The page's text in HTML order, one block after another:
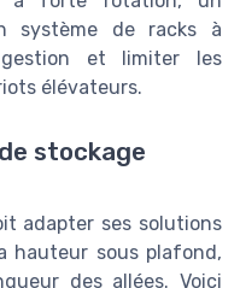
système de racks à
et limiter les
élévateurs.
stockage
adapter ses solutions
hauteur sous plafond,
des allées. Voici